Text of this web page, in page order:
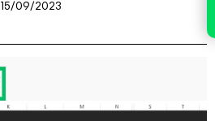
15/09/2023